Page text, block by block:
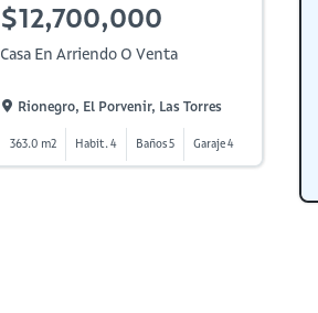
$12,700,000
Casa En Arriendo O Venta
Rionegro, El Porvenir, Las Torres
363.0 m2 Habit. 4 Baños 5 Garaje 4